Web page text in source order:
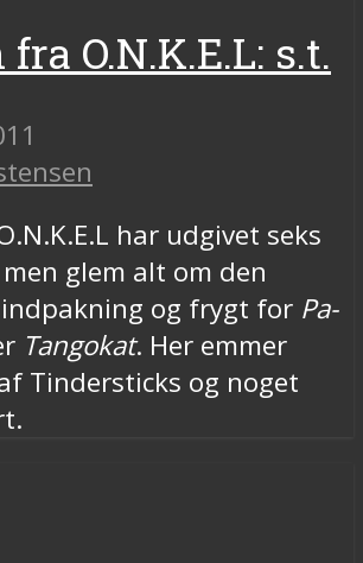
O.N.K.E.L: s.t.
har udgivet seks
glem alt om den
og frygt for Pa-
Tangokat. Her emmer
Tindersticks og noget